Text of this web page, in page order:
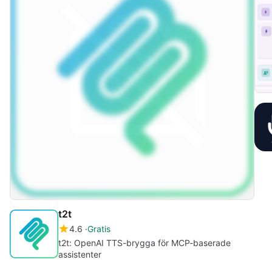
t2t
4.6 Gratis
t2t: OpenAI TTS-brygga för MCP-baserade
assistenter